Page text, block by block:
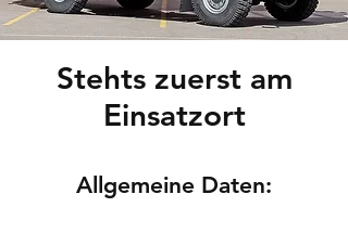
Stehts zuerst am
Einsatzort
Allgemeine Daten: